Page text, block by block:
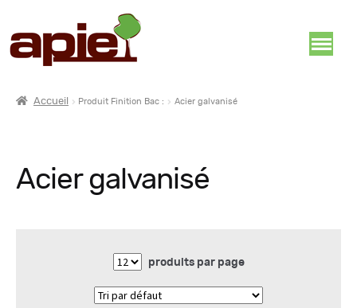
Accueil Produit Finition Bac : Acier galvanisé
Acier galvanisé
produits par page